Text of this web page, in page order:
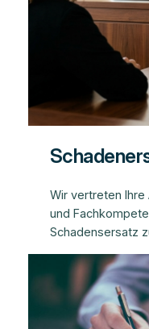
Wir vertreten Ihre
und
Schadensersatz